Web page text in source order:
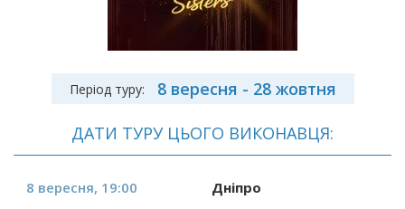
Період туру: 8 вересня - 28 жовтня
ДАТИ ТУРУ ЦЬОГО ВИКОНАВЦЯ:
8 вересня, 19:00
Дніпро